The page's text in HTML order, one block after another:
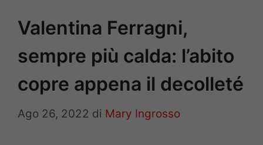
Valentina Ferragni,
sempre più calda: l’abito
copre appena il decolleté
Ago 26, 2022 di Mary Ingrosso